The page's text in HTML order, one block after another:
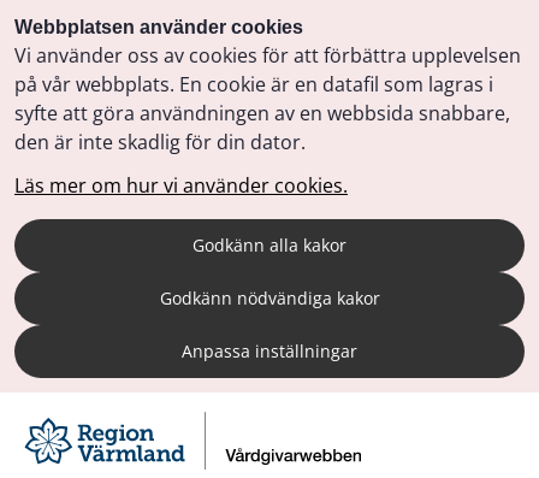
Webbplatsen använder cookies
Vi använder oss av cookies för att förbättra upplevelsen
på vår webbplats. En cookie är en datafil som lagras i
syfte att göra användningen av en webbsida snabbare,
den är inte skadlig för din dator.
Läs mer om hur vi använder cookies.
Godkänn alla kakor
Godkänn nödvändiga kakor
Anpassa inställningar